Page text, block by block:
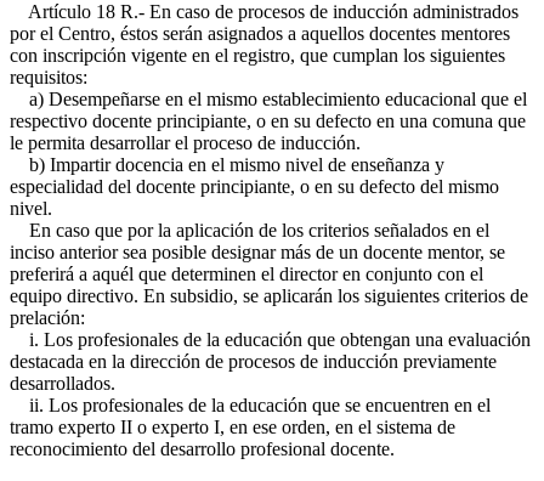
Artículo 18 R.- En caso de procesos de inducción administrados
por el Centro, éstos serán asignados a aquellos docentes mentores
con inscripción vigente en el registro, que cumplan los siguientes
requisitos:
a) Desempeñarse en el mismo establecimiento educacional que el
respectivo docente principiante, o en su defecto en una comuna que
le permita desarrollar el proceso de inducción.
b) Impartir docencia en el mismo nivel de enseñanza y
especialidad del docente principiante, o en su defecto del mismo
nivel.
En caso que por la aplicación de los criterios señalados en el
inciso anterior sea posible designar más de un docente mentor, se
preferirá a aquél que determinen el director en conjunto con el
equipo directivo. En subsidio, se aplicarán los siguientes criterios de
prelación:
i. Los profesionales de la educación que obtengan una evaluación
destacada en la dirección de procesos de inducción previamente
desarrollados.
ii. Los profesionales de la educación que se encuentren en el
tramo experto II o experto I, en ese orden, en el sistema de
reconocimiento del desarrollo profesional docente.